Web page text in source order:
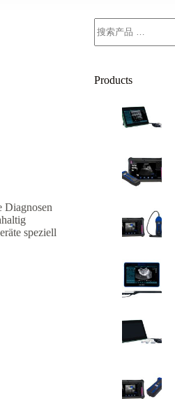
Diagnosen
speziell
索:
Products